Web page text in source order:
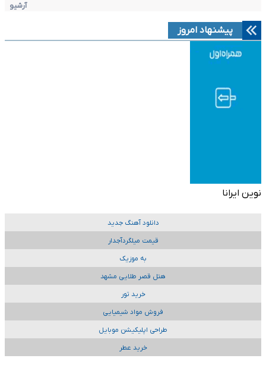
آرشیو
پیشنهاد امروز
نوین ایرانا
دانلود آهنگ جدید
قیمت میلگردآجدار
به موزیک
هتل قصر طلایی مشهد
خرید تور
فروش مواد شیمیایی
طراحی اپلیکیشن موبایل
خرید عطر